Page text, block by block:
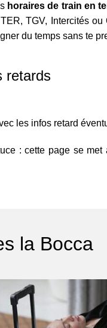
horaires de train en
TGV, Intercités
du temps sans te
retards
les infos retard
: cette page se met
la Bocca